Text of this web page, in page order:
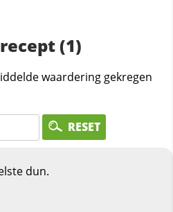
(1)
waardering gekregen
RESET
dun.